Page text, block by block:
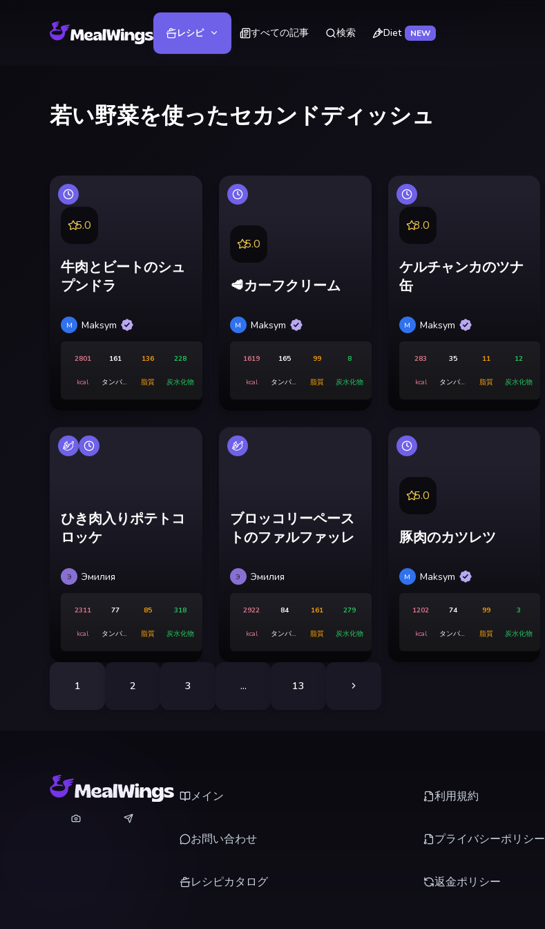
レシピ すべての記事 検索 Diet NEW
若い野菜を使ったセカンドディッシュ
5.0
牛肉とビートのシュ
プンドラ
M Maksym
2801
kcal
161
タンパク
136
脂質
228
炭水化物
5.0
🥩カーフクリーム
M Maksym
1619
kcal
165
タンパク
99
脂質
8
炭水化物
3.0
ケルチャンカのツナ
缶
M Maksym
283
kcal
35
タンパク
11
脂質
12
炭水化物
ひき肉入りポテトコ
ロッケ
Э Эмилия
2311
kcal
77
タンパク
85
脂質
318
炭水化物
ブロッコリーペース
トのファルファッレ
Э Эмилия
2922
kcal
84
タンパク
161
脂質
279
炭水化物
5.0
豚肉のカツレツ
M Maksym
1202
kcal
74
タンパク
99
脂質
3
炭水化物
1 2 3 ... 13
メイン
お問い合わせ
レシピカタログ
利用規約
プライバシーポリシー
返金ポリシー